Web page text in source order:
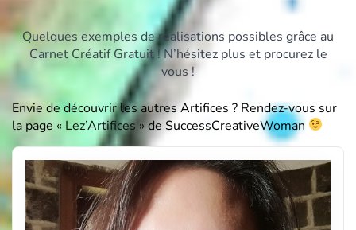
Quelques exemples de réalisations possibles grâce au
Carnet Créatif Gratuit ! N’hésitez plus et procurez le
vous !
Envie de découvrir les autres Artifices ? Rendez-vous sur
la page « Lez’Artifices »de SuccessCreativeWoman